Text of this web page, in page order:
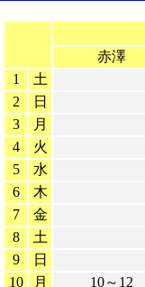
赤澤
1
土
2
日
3
月
4
火
5
水
6
木
7
金
8
土
9
日
10
月 10～12